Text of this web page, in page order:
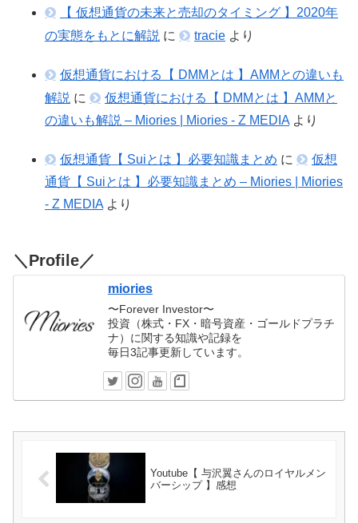
【 仮想通貨の未来と売却のタイミング 】2020年
の実態をもとに解説 に tracie より
仮想通貨における【 DMMとは 】AMMとの違いも
解説 に
仮想通貨における【 DMMとは 】AMMと
の違いも解説 – Miories | Miories - Z MEDIA より
仮想通貨【 Suiとは 】必要知識まとめ に
仮想
通貨【 Suiとは 】必要知識まとめ – Miories | Miories
- Z MEDIA より
＼Profile／
miories
〜Forever Investor〜
投資（株式・FX・暗号資産・ゴールドプラチ
ナ）に関する知識や記録を
毎日3記事更新しています。
Youtube【 与沢翼さんのロイヤルメン
バーシップ 】感想